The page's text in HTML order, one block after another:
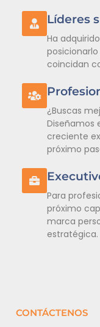
Líderes
Ha
coincidan
¿Buscas
Diseñamos
creciente
próximo
Para
próximo
marca
estratégica.
CONTÁCTENOS